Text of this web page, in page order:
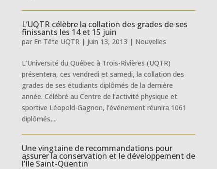
L’UQTR célèbre la collation des grades de ses
finissants les 14 et 15 juin
par En Tête UQTR| Juin 13, 2013 | Nouvelles
L’Université du Québec à Trois-Rivières (UQTR)
présentera, ces vendredi et samedi, la collation des
grades de ses étudiants diplômés de la dernière
année. Célébré au Centre de l’activité physique et
sportive Léopold-Gagnon, l’événement réunira 1061
diplômés,...
Une vingtaine de recommandations pour
assurer la conservation et le développement de
l’Île Saint-Quentin